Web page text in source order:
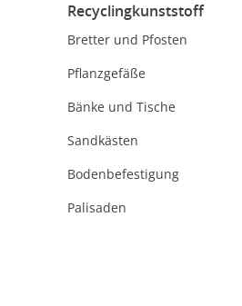
Recyclingkunststoff
Bretter und Pfosten
Pflanzgefäße
Bänke und Tische
Sandkästen
Bodenbefestigung
Palisaden